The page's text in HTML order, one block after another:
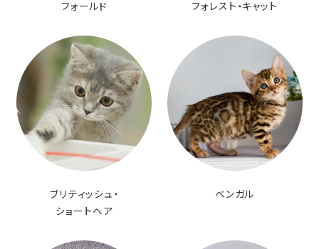
フォールド
フォレスト・キャット
ブリティッシュ・
ショートヘア
ベンガル